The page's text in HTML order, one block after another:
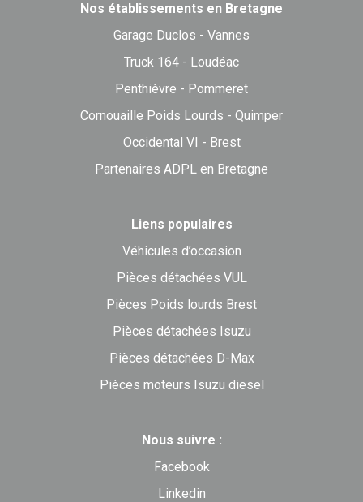
Nos établissements en Bretagne
Garage Duclos - Vannes
Truck 164 - Loudéac
Penthièvre - Pommeret
Cornouaille Poids Lourds - Quimper
Occidental VI - Brest
Partenaires ADPL en Bretagne
Liens populaires
Véhicules d’occasion
Pièces détachées VUL
Pièces Poids lourds Brest
Pièces détachées Isuzu
Pièces détachées D-Max
Pièces moteurs Isuzu diesel
Nous suivre :
Facebook
Linkedin